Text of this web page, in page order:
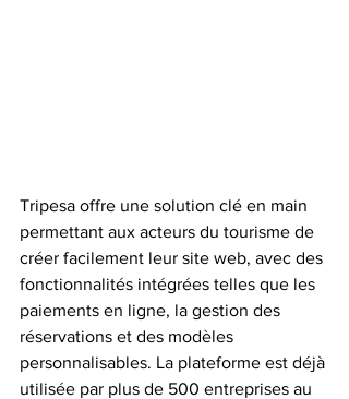
Tripesa offre une solution clé en main
permettant aux acteurs du tourisme de
créer facilement leur site web, avec des
fonctionnalités intégrées telles que les
paiements en ligne, la gestion des
réservations et des modèles
personnalisables. La plateforme est déjà
utilisée par plus de 500 entreprises au